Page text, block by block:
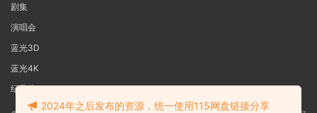
剧集
演唱会
蓝光3D
蓝光4K
纪录片
2024年之后发布的资源，统一使用115网盘链接分享